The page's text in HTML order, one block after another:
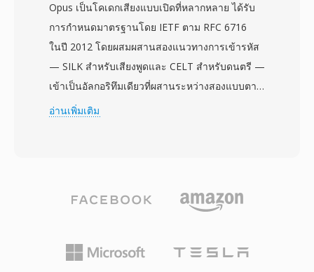
ทำให้รูปแบบนี้มีประสิทธิภาพเป็นพิเศษสำหรับการ
ถ่ายวิดีโอบนอุปกรณ์มือถือที่มีพลังประมวลผลและ
ข้อความแบบกำหนดเวลาสำหรับคำบรรยาย และ
กันได้อย่างกว้างขวางกับโทรศัพท์ CDMA ในยุค
ใหญ่แล้ว แต่ยังคงมีประโยชน์สำหรับการทำงานกับ
เนื้อหามือถือรุ่นเก่าและในสถานการณ์ที่ต้องการ
Opus เป็นโคเดกเสียงแบบเปิดที่หลากหลาย ได้รับ
การกำหนดมาตรฐานโดย IETF ตาม RFC 6716
ในปี 2012 โดยผสมผสานสองแนวทางการเข้ารหัส
— SILK สำหรับเสียงพูดและ CELT สำหรับดนตรี —
เข้าเป็นอัลกอริทึมเดียวที่ผสานระหว่างสองแบบตาม
ประเภทเนื้อหาและบิตเรต การออกแบบแบบไฮบริด
บิตเรตตั้งแต่ 6 ถึง 510 kbps อัตราสุ่มตัวอย่างสูงสุด
เวลาแฝงเชิงอัลกอริทึมต่ำที่สุดในบรรดาโคเดกเสียง
กระแสหลัก Opus มีข้อดีที่น่าสนใจสามประการ —
อ่านเพิ่มเติม